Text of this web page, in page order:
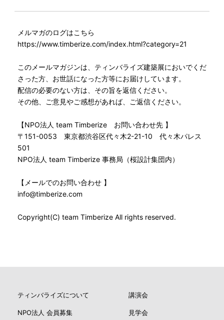
メルマガのログはこちら
https://www.timberize.com/index.html?category=21
このメールマガジンは、ティンバライズ建築展においでくだ
さった方、お世話になった方等にお届けしています。
配信の必要のない方は、その旨を返信ください。
その他、ご意見やご感想があれば、ご返信ください。
【NPO法人 team Timberize お問い合わせ先 】
〒151-0053 東京都渋谷区代々木2-21-10 代々木パレス
501
NPO法人 team Timberize 事務局（桜設計集団内）
【メールでのお問い合わせ 】
info@timberize.com
Copyright(C) team Timberize All rights reserved.
ティンバライズについて
NPO法人 会員募集
講演会
見学会